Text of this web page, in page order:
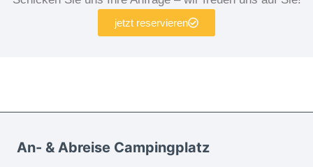
jetzt reservieren
An- & Abreise Campingplatz